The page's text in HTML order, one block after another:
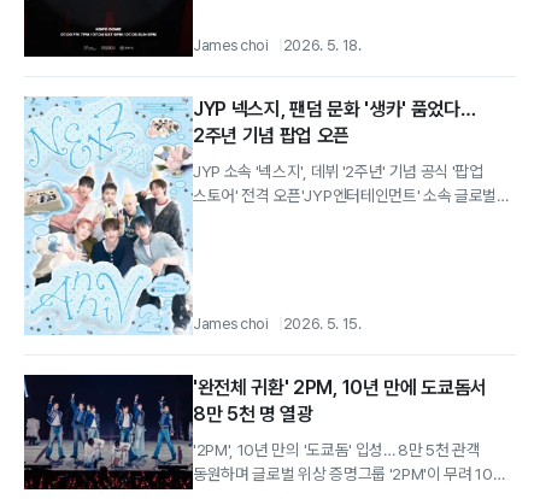
James choi 2026. 5. 18.
JYP 넥스지, 팬덤 문화 '생카' 품었다…
2주년 기념 팝업 오픈
JYP 소속 '넥스지', 데뷔 '2주년' 기념 공식 '팝업
스토어' 전격 오픈'JYP엔터테인먼트' 소속 글로벌
James choi 2026. 5. 15.
'완전체 귀환' 2PM, 10년 만에 도쿄돔서
8만 5천 명 열광
'2PM', 10년 만의 '도쿄돔' 입성… 8만 5천 관객
동원하며 글로벌 위상 증명그룹 '2PM'이 무려 10년